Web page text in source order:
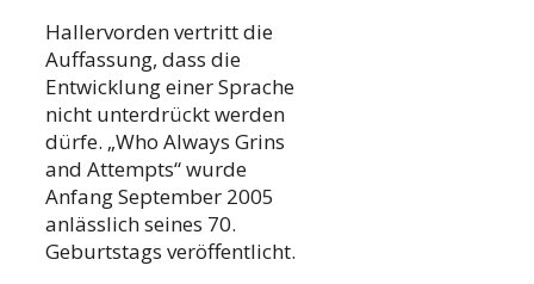
Hallervorden vertritt die
Auffassung, dass die
Entwicklung einer Sprache
nicht unterdrückt werden
dürfe. „Who Always Grins
and Attempts“ wurde
Anfang September 2005
anlässlich seines 70.
Geburtstags veröffentlicht.